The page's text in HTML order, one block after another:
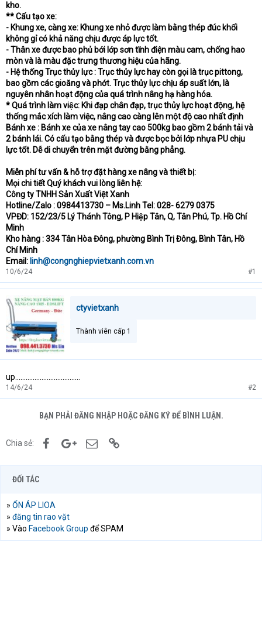
kho.
** Cấu tạo xe:
- Khung xe, càng xe: Khung xe nhỏ được làm bằng thép đúc khối
không gỉ có khả năng chịu được áp lực tốt.
- Thân xe được bao phủ bới lớp sơn tĩnh điện màu cam, chống hao
mòn và là màu đặc trưng thương hiệu của hãng.
- Hệ thống Trục thủy lực : Trục thủy lực hay còn gọi là trục pittong,
bao gồm các gioăng và phớt. Trục thủy lực chịu áp suất lớn, là
nguyên nhân hoạt động của quá trình nâng hạ hàng hóa.
* Quá trình làm việc: Khi đạp chân đạp, trục thủy lực hoạt động, hệ
thống mắc xích làm việc, nâng cao càng lên một độ cao nhất định
Bánh xe : Bánh xe của xe nâng tay cao 500kg bao gồm 2 bánh tải và
2 bánh lái. Có cấu tạo bằng thép và được bọc bởi lớp nhựa PU chịu
lực tốt. Dễ di chuyển trên mặt đường bằng phẳng.
Miễn phí tư vấn & hỗ trợ đặt hàng xe nâng và thiết bị:
Mọi chi tiết Quý khách vui lòng liên hệ:
Công ty TNHH Sản Xuất Việt Xanh
Hotline/Zalo : 0984413730 – Ms.Linh Tel: 028- 6279 0375
VPĐD: 152/23/5 Lý Thánh Tông, P Hiệp Tân, Q, Tân Phú, Tp. Hồ Chí
Minh
Kho hàng : 334 Tân Hòa Đông, phường Bình Trị Đông, Bình Tân, Hồ
Chí Minh
Email: linh@congnghiepvietxanh.com.vn
10/6/24 #1
ctyvietxanh
Thành viên cấp 1
up.....................................
14/6/24 #2
BẠN PHẢI ĐĂNG NHẬP HOẶC ĐĂNG KÝ ĐỂ BÌNH LUẬN.
Chia sẻ: FacebookGoogle+Email
ĐỐI TÁC
» ỔN ÁP LIOA
» đăng tin rao vặt
» Vào Facebook Group để SPAM